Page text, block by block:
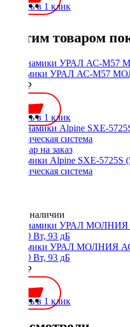
Купить в 1 клик
С этим товаром
Динамики УРАЛ АС-М57
2700 ₽
Купить в 1 клик
Динамики Alpine SXE-5725S
акустическая система
Нет в наличии
Динамики УРАЛ МОЛНИЯ
90/180 Вт, 93 дБ
2800 ₽
Купить в 1 клик